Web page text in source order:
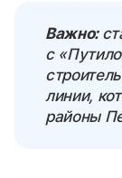
Важно:
с
линии,
районы